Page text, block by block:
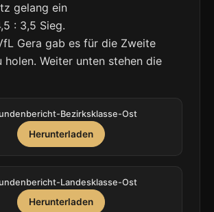
gelang ein
: 3,5 Sieg.
Gera gab es für die Zweite
holen. Weiter unten stehen die
Bezirksklasse-Ost
Herunterladen
Landesklasse-Ost
Herunterladen